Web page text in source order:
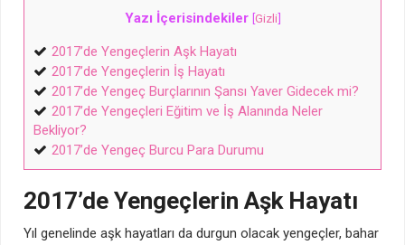
Yazı İçerisindekiler [Gizli]
2017’de Yengeçlerin Aşk Hayatı
2017’de Yengeçlerin İş Hayatı
2017’de Yengeç Burçlarının Şansı Yaver Gidecek mi?
2017’de Yengeçleri Eğitim ve İş Alanında Neler
Bekliyor?
2017’de Yengeç Burcu Para Durumu
2017’de Yengeçlerin Aşk Hayatı
Yıl genelinde aşk hayatları da durgun olacak yengeçler, bahar